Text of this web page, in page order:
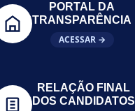
PORTAL DA
TRANSPARÊNCIA
ACESSAR →
RELAÇÃO FINAL
DOS CANDIDATOS